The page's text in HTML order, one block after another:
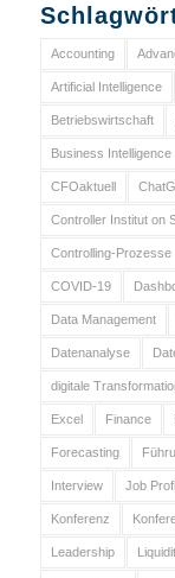
Accounting
Artificial Intelligence
Betriebswirtschaft
Business Intelligence
CFOaktuell
Controller Institut on
Controlling-Prozesse
COVID-19
Data Management
Datenanalyse
digitale
Excel Finance
Forecasting
Interview Job
Konferenz
Leadership